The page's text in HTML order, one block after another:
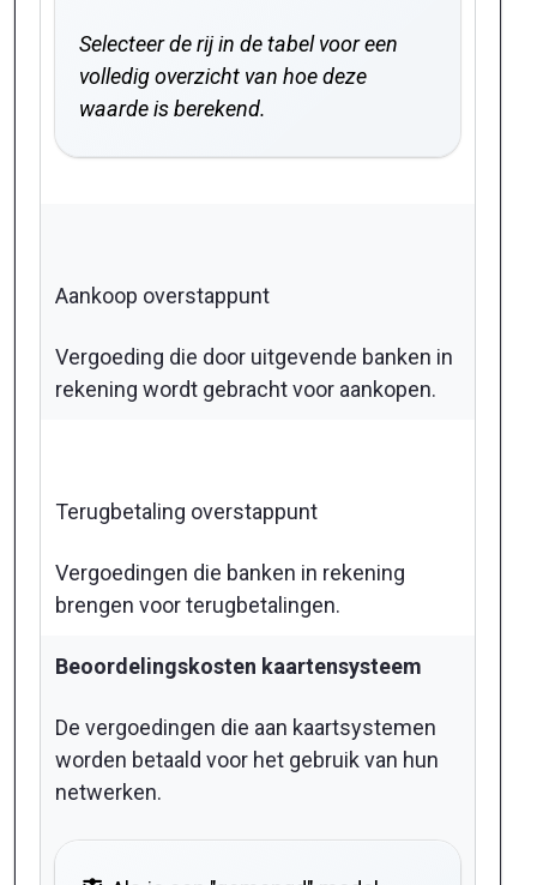
Selecteer de rij in de tabel voor een
volledig overzicht van hoe deze
waarde is berekend.
Aankoop overstappunt
Vergoeding die door uitgevende banken in
rekening wordt gebracht voor aankopen.
Terugbetaling overstappunt
Vergoedingen die banken in rekening
brengen voor terugbetalingen.
Beoordelingskosten kaartensysteem
De vergoedingen die aan kaartsystemen
worden betaald voor het gebruik van hun
netwerken.